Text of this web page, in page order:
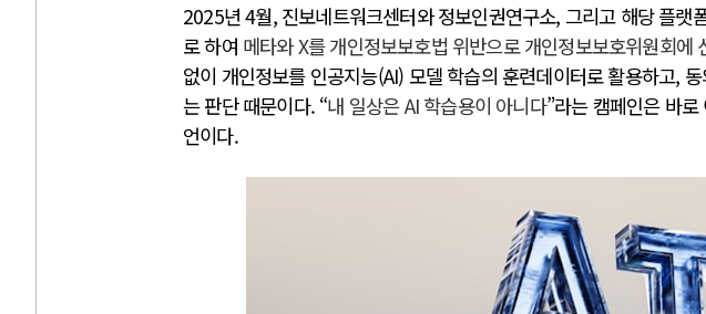
2025년 4월, 진보네트워크센터와 정보인권연구소, 그리고 해당 플랫
로 하여 메타와 X를 개인정보보호법 위반으로 개인정보보호위원회에
없이 개인정보를 인공지능(AI) 모델 학습의 훈련데이터로 활용하고,
는 판단 때문이다. “내 일상은 AI 학습용이 아니다”라는 캠페인은 바
언이다.
AI와 인간
AI의 숨은 환경 비용: 데이터센터 확산..
AI는 어떻게 미국 민주주의를 잠식하고 ..
우크
러·